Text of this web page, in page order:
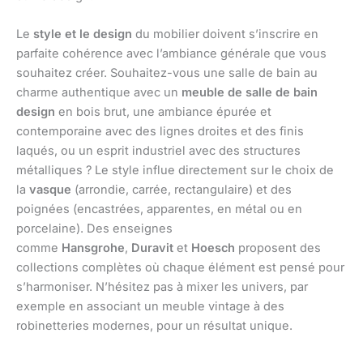
Le style et le design du mobilier doivent s’inscrire en
parfaite cohérence avec l’ambiance générale que vous
souhaitez créer. Souhaitez-vous une salle de bain au
charme authentique avec un meuble de salle de bain
design en bois brut, une ambiance épurée et
contemporaine avec des lignes droites et des finis
laqués, ou un esprit industriel avec des structures
métalliques ? Le style influe directement sur le choix de
la vasque (arrondie, carrée, rectangulaire) et des
poignées (encastrées, apparentes, en métal ou en
porcelaine). Des enseignes
comme Hansgrohe, Duravit et Hoesch proposent des
collections complètes où chaque élément est pensé pour
s’harmoniser. N’hésitez pas à mixer les univers, par
exemple en associant un meuble vintage à des
robinetteries modernes, pour un résultat unique.